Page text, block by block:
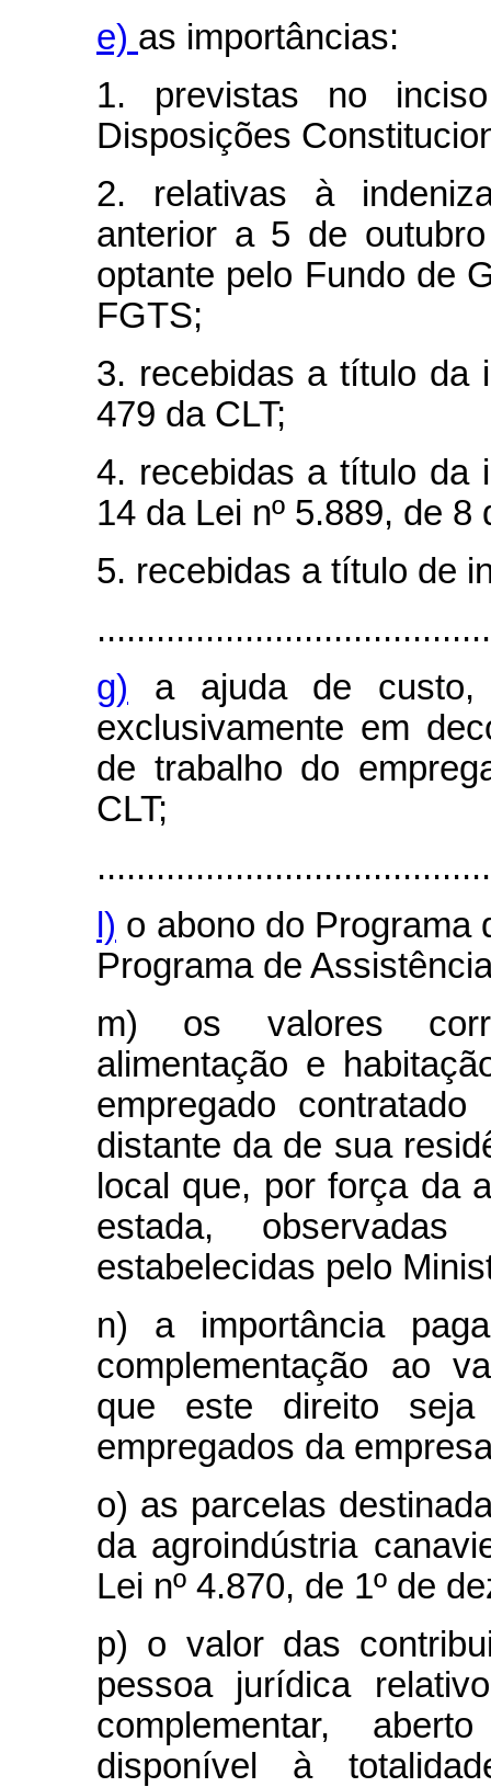
e) as importâncias:
1. previstas no
Disposições
2. relativas à
anterior a 5 de
optante pelo Fundo de
FGTS;
3. recebidas a título da
479 da CLT;
4. recebidas a título da
14 da Lei nº 5.889, de 8
5. recebidas a título de
g) a ajuda de custo,
exclusivamente em
de trabalho do
CLT;
l) o abono do Programa
Programa de
m) os valores
alimentação e
empregado
distante da de sua
local que, por força da
estada,
estabelecidas pelo
n) a importância
complementação ao
que este direito
empregados da
o) as parcelas
da agroindústria
Lei nº 4.870, de 1º de
p) o valor das
pessoa jurídica
complementar,
disponível à